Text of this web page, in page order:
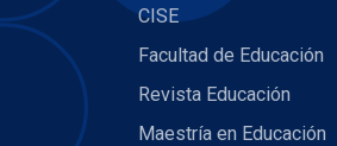
CISE
Facultad de Educación
Revista Educación
Maestría en Educación